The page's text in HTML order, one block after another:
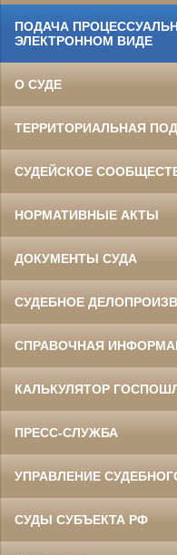
ПОДАЧА
ЭЛЕКТРОННОМ ВИДЕ
О СУДЕ
ТЕРРИТОРИАЛЬНАЯ
СУДЕЙСКОЕ
НОРМАТИВНЫЕ АКТЫ
ДОКУМЕНТЫ СУДА
СУДЕБНОЕ
СПРАВОЧНАЯ
КАЛЬКУЛЯТОР
ПРЕСС-СЛУЖБА
УПРАВЛЕНИЕ
СУДЫ СУБЪЕКТА РФ